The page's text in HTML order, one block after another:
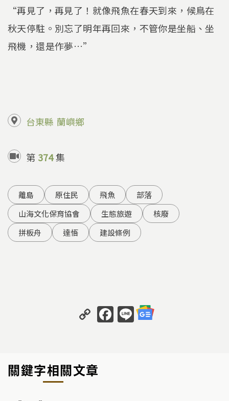
“再見了，再見了！就像飛魚在春天到來，候鳥在
秋天停駐。別忘了明年再回來，不管你是坐船、坐
飛機，還是作夢…”
台東縣 蘭嶼鄉
第 374集
離島 原住民 飛魚
部落
山海文化保育協會
生態旅遊
核廢
拼板舟
達悟 建設條例
C
o
y
Li
F
a
Li
n
關鍵字相關文章